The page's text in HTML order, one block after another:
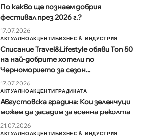
По какво ще познаем добрия
фестивал през 2026 г.?
17.07.2026
АКТУАЛНОАКЦЕНТИБИЗНЕС & ИНДУСТРИЯ
Списание Travel&Lifestyle обяви Топ 50
на най-добрите хотели по
Черноморието за сезон...
17.07.2026
АКТУАЛНОАКЦЕНТИГРАДИНАТА
Августовска градина: Кои зеленчуци
можем да засадим за есенна реколта
21.07.2026
АКТУАЛНОАКЦЕНТИБИЗНЕС & ИНДУСТРИЯ